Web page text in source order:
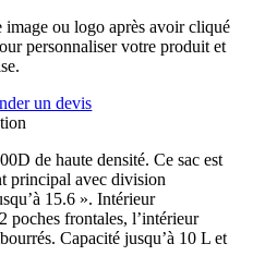
ou logo après avoir cliqué
personnaliser votre produit et
un devis
de haute densité. Ce sac est
principal avec division
15.6 ». Intérieur
poches frontales, l’intérieur
Capacité jusqu’à 10 L et